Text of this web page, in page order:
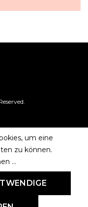
um eine
zu können.
...